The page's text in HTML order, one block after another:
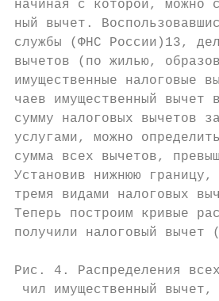
начиная с которой, можно
ный вычет.
службы (ФНС России)13,
вычетов (по жилью,
имущественные налоговые
чаев имущественный вычет
сумму налоговых вычетов
услугами, можно
сумма всех вычетов,
Установив нижнюю
тремя видами налоговых
Теперь построим кривые
получили налоговый
Рис. 4. Распределения
чил имущественный